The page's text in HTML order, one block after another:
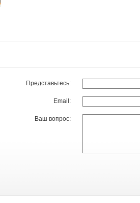
Представьтесь:
Email:
Ваш вопрос: